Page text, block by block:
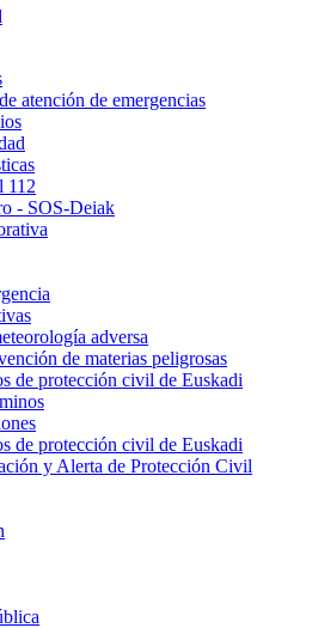
atención de emergencias
112
- SOS-Deiak
adversa
de materias peligrosas
de protección civil de Euskadi
de protección civil de Euskadi
y Alerta de Protección Civil